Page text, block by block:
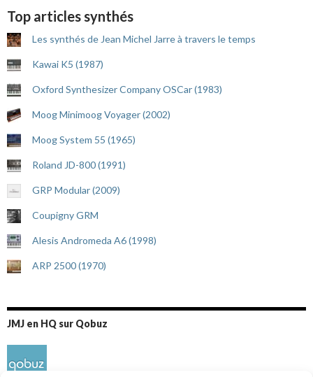
Top articles synthés
Les synthés de Jean Michel Jarre à travers le temps
Kawai K5 (1987)
Oxford Synthesizer Company OSCar (1983)
Moog Minimoog Voyager (2002)
Moog System 55 (1965)
Roland JD-800 (1991)
GRP Modular (2009)
Coupigny GRM
Alesis Andromeda A6 (1998)
ARP 2500 (1970)
JMJ en HQ sur Qobuz